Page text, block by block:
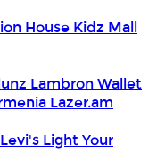
House Kidz Mall
Lambron Wallet
Lazer.am
Levi's Light Your